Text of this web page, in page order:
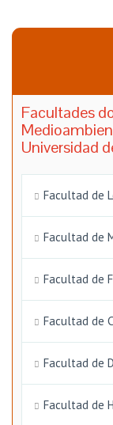
Facultades
Universidad
Facultad de
Facultad de
Facultad de
Facultad de
Facultad de
Facultad de